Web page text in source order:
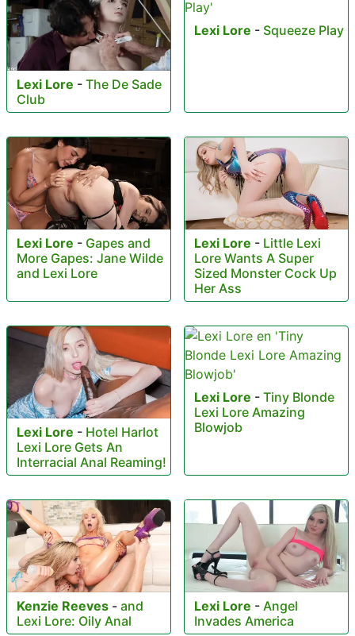
Lexi Lore - The De Sade
Club
Lexi Lore - Squeeze Play
Lexi Lore - Gapes and
More Gapes: Jane Wilde
and Lexi Lore
Lexi Lore - Little Lexi
Lore Wants A Super
Sized Monster Cock Up
Her Ass
Lexi Lore - Hotel Harlot
Lexi Lore Gets An
Interracial Anal Reaming!
Lexi Lore - Tiny Blonde
Lexi Lore Amazing
Blowjob
Kenzie Reeves - and
Lexi Lore: Oily Anal
Lexi Lore - Angel
Invades America